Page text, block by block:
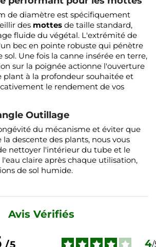
de diamètre est spécifiquement
des mottes de taille standard,
fluide du végétal. L'extrémité de
bec en pointe robuste qui pénètre
sol. Une fois la canne insérée en terre,
sur la poignée actionne l'ouverture
plant à la profondeur souhaitée et
le rendement de vos
Outillage
du mécanisme et éviter que
descente des plants, nous vous
nettoyer l'intérieur du tube et le
claire après chaque utilisation,
de sol humide.
Avis Vérifiés
4/